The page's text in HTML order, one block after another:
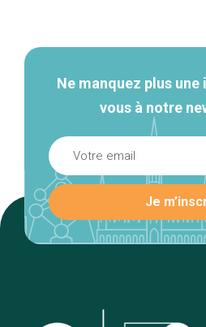
Ne manquez plus
vous à notre